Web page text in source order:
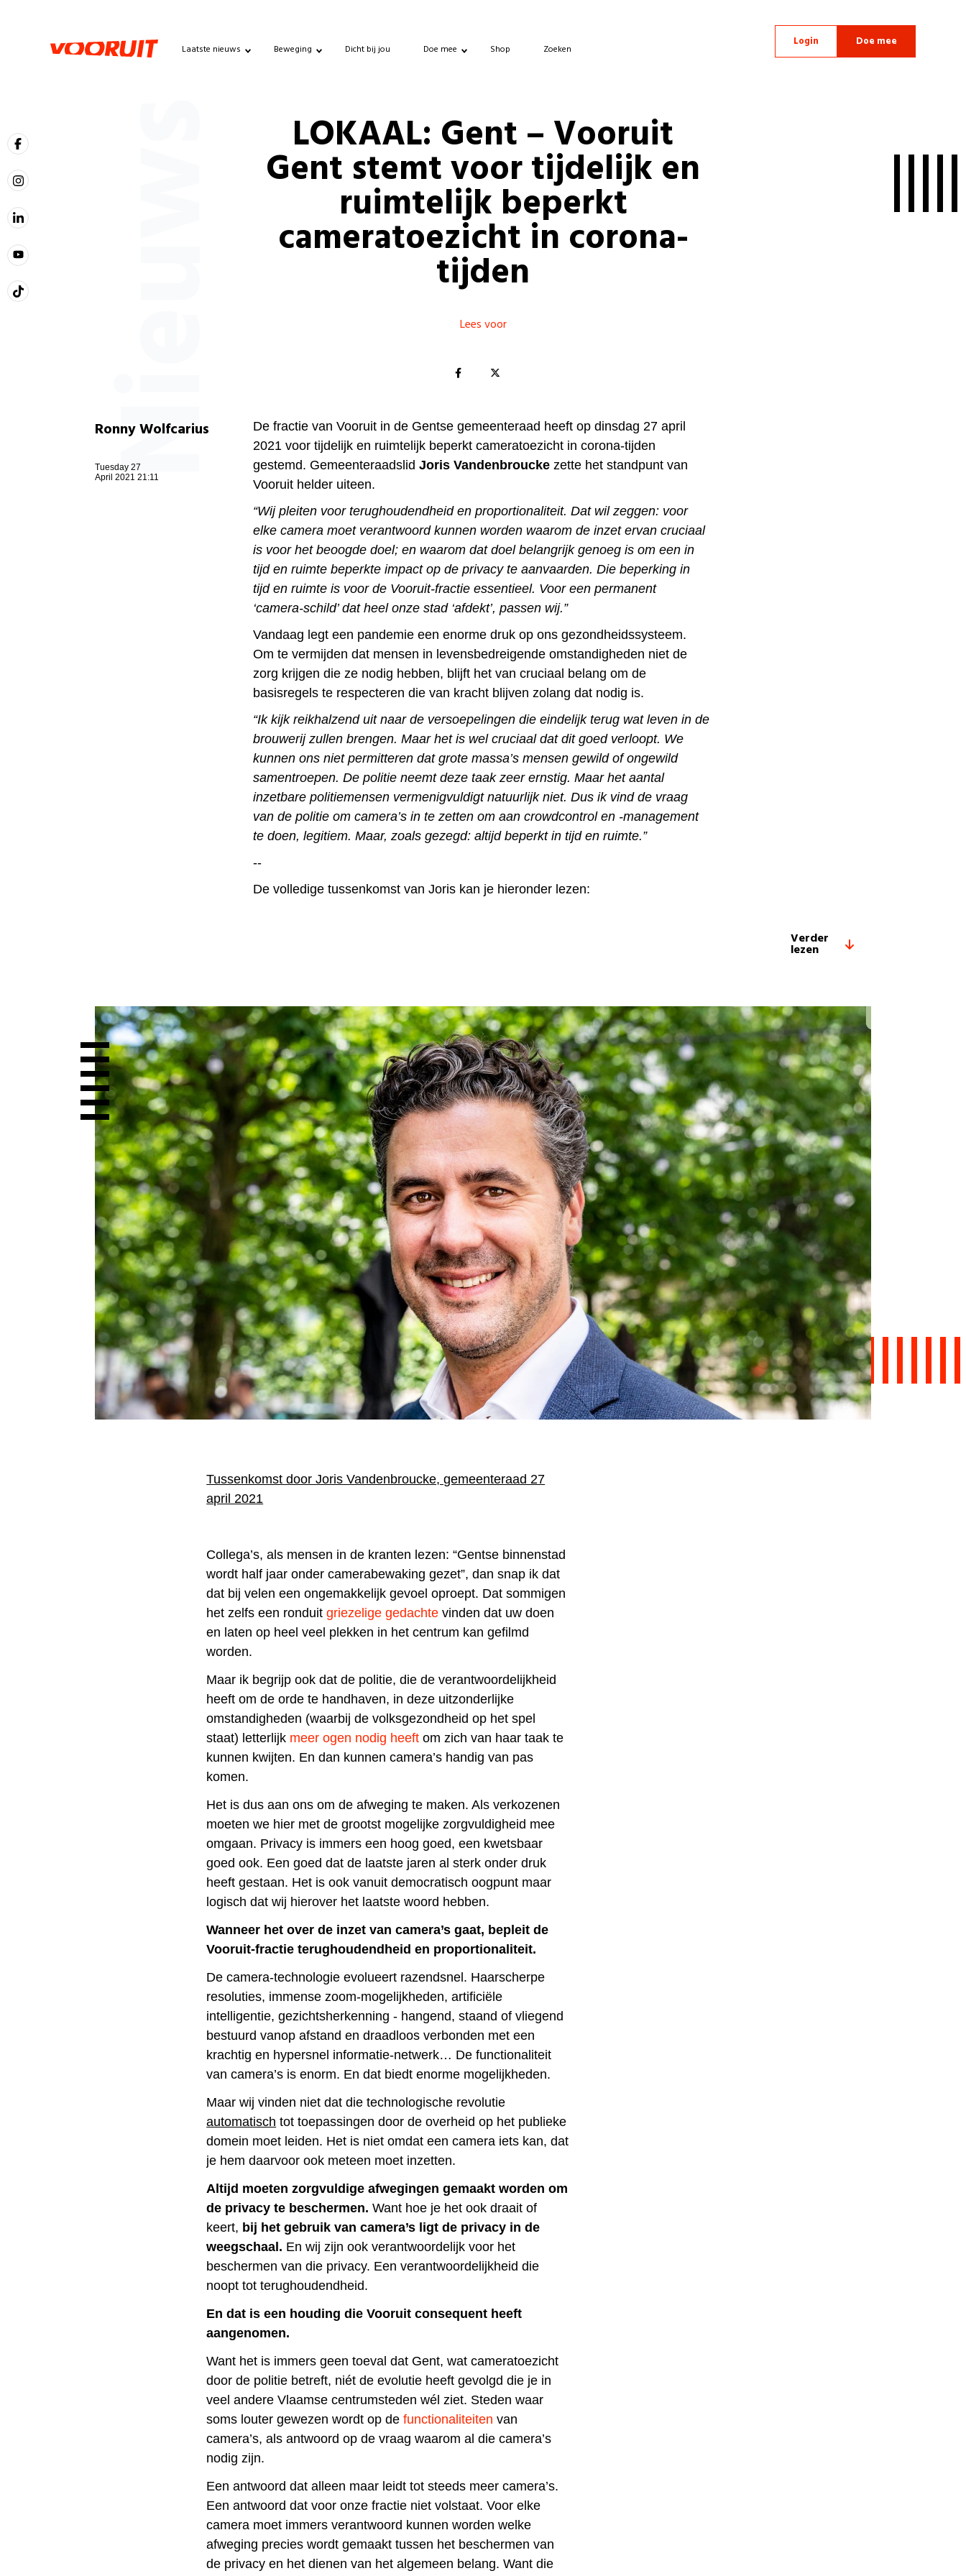
Laatste nieuws Beweging Dicht bij jou Doe mee Shop Zoeken
Login Doe mee
LOKAAL: Gent – Vooruit
Gent stemt voor tijdelijk en
ruimtelijk beperkt
cameratoezicht in corona-
tijden
Lees voor
Ronny Wolfcarius
Tuesday 27
April 2021 21:11
De fractie van Vooruit in de Gentse gemeenteraad heeft op dinsdag 27 april
2021 voor tijdelijk en ruimtelijk beperkt cameratoezicht in corona-tijden
gestemd. Gemeenteraadslid Joris Vandenbrouckezette het standpunt van
Vooruit helder uiteen.
“Wij pleiten voor terughoudendheid en proportionaliteit. Dat wil zeggen: voor
elke camera moet verantwoord kunnen worden waarom de inzet ervan cruciaal
is voor het beoogde doel; en waarom dat doel belangrijk genoeg is om een in
tijd en ruimte beperkte impact op de privacy te aanvaarden. Die beperking in
tijd en ruimte is voor de Vooruit-fractie essentieel. Voor een permanent
‘camera-schild’ dat heel onze stad ‘afdekt’, passen wij.”
Vandaag legt een pandemie een enorme druk op ons gezondheidssysteem.
Om te vermijden dat mensen in levensbedreigende omstandigheden niet de
zorg krijgen die ze nodig hebben, blijft het van cruciaal belang om de
basisregels te respecteren die van kracht blijven zolang dat nodig is.
“Ik kijk reikhalzend uit naar de versoepelingen die eindelijk terug wat leven in de
brouwerij zullen brengen. Maar het is wel cruciaal dat dit goed verloopt. We
kunnen ons niet permitteren dat grote massa’s mensen gewild of ongewild
samentroepen. De politie neemt deze taak zeer ernstig. Maar het aantal
inzetbare politiemensen vermenigvuldigt natuurlijk niet. Dus ik vind de vraag
van de politie om camera’s in te zetten om aan crowdcontrol en -management
te doen, legitiem. Maar, zoals gezegd: altijd beperkt in tijd en ruimte.”
--
De volledige tussenkomst van Joris kan je hieronder lezen:
Verder
lezen
Tussenkomst door Joris Vandenbroucke, gemeenteraad 27
april 2021
Collega’s, als mensen in de kranten lezen: “Gentse binnenstad
wordt half jaar onder camerabewaking gezet”, dan snap ik dat
dat bij velen een ongemakkelijk gevoel oproept. Dat sommigen
het zelfs een ronduitgriezelige gedachte vinden dat uw doen
en laten op heel veel plekken in het centrum kan gefilmd
worden.
Maar ik begrijp ook dat de politie, die de verantwoordelijkheid
heeft om de orde te handhaven, in deze uitzonderlijke
omstandigheden (waarbij de volksgezondheid op het spel
staat) letterlijk meer ogen nodig heeft om zich van haar taak te
kunnen kwijten. En dan kunnen camera’s handig van pas
komen.
Het is dus aan ons om de afweging te maken. Als verkozenen
moeten we hier met de grootst mogelijke zorgvuldigheid mee
omgaan. Privacy is immers een hoog goed, een kwetsbaar
goed ook. Een goed dat de laatste jaren al sterk onder druk
heeft gestaan. Het is ook vanuit democratisch oogpunt maar
logisch dat wij hierover het laatste woord hebben.
Wanneer het over de inzet van camera’s gaat, bepleit de
Vooruit-fractie terughoudendheid en proportionaliteit.
De camera-technologie evolueert razendsnel. Haarscherpe
resoluties, immense zoom-mogelijkheden, artificiële
intelligentie, gezichtsherkenning - hangend, staand of vliegend
bestuurd vanop afstand en draadloos verbonden met een
krachtig en hypersnel informatie-netwerk… De functionaliteit
van camera’s is enorm. En dat biedt enorme mogelijkheden.
Maar wij vinden niet dat die technologische revolutie
automatisch tot toepassingen door de overheid op het publieke
domein moet leiden. Het is niet omdat een camera iets kan, dat
je hem daarvoor ook meteen moet inzetten.
Altijd moeten zorgvuldige afwegingen gemaakt worden om
de privacy te beschermen. Want hoe je het ook draait of
keert, bij het gebruik van camera’s ligt de privacy in de
weegschaal. En wij zijn ook verantwoordelijk voor het
beschermen van die privacy. Een verantwoordelijkheid die
noopt tot terughoudendheid.
En dat is een houding die Vooruit consequent heeft
aangenomen.
Want het is immers geen toeval dat Gent, wat cameratoezicht
door de politie betreft, niét de evolutie heeft gevolgd die je in
veel andere Vlaamse centrumsteden wél ziet. Steden waar
soms louter gewezen wordt op defunctionaliteiten van
camera’s, als antwoord op de vraag waarom al die camera’s
nodig zijn.
Een antwoord dat alleen maar leidt tot steeds meer camera’s.
Een antwoord dat voor onze fractie niet volstaat. Voor elke
camera moet immers verantwoord kunnen worden welke
afweging precies wordt gemaakt tussen het beschermen van
de privacy en het dienen van het algemeen belang. Want die